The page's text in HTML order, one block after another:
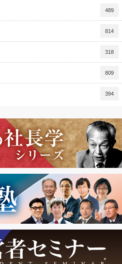
489
814
318
809
394